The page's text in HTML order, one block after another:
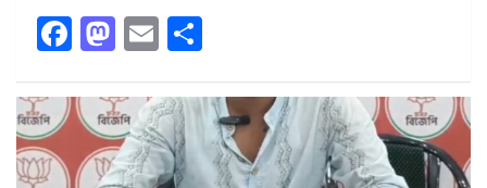
F
ce
b
o
M
st
o
d
E
ail ar
e